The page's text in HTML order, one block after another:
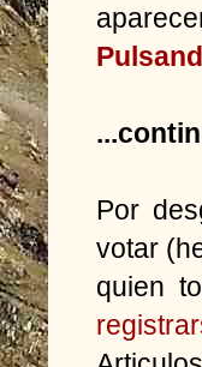
Por
votar
quien